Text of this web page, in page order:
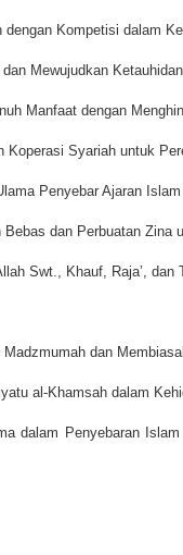
dengan Kompetisi dalam
Mewujudkan
Manfaat dengan
Koperasi Syariah untuk
Penyebar Ajaran
Bebas dan Perbuatan
Swt., Khauf, Raja’, dan
dan
al-Khamsah dalam
dalam Penyebaran